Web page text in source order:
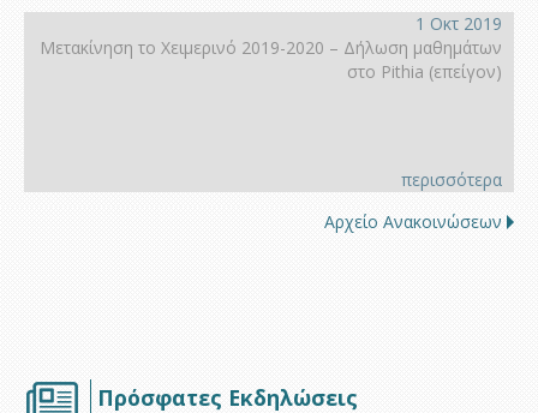
1 Οκτ 2019
Μετακίνηση το Χειμερινό 2019-2020 – Δήλωση μαθημάτων
στο Pithia (επείγον)
περισσότερα
Αρχείο Ανακοινώσεων
Πρόσφατες Εκδηλώσεις